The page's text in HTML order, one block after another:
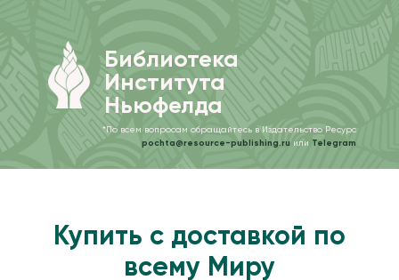
Библиотека
Института
Ньюфелда
*По всем вопросам обращайтесь в Издательство Ресурс
pochta@resource-publishing.ru или Telegram
Купить с доставкой по
всему Миру